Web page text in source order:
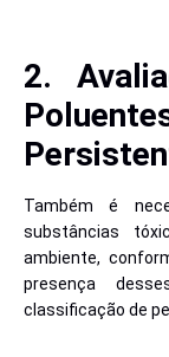
2.
Também é
substâncias
ambiente,
presença
classificação de